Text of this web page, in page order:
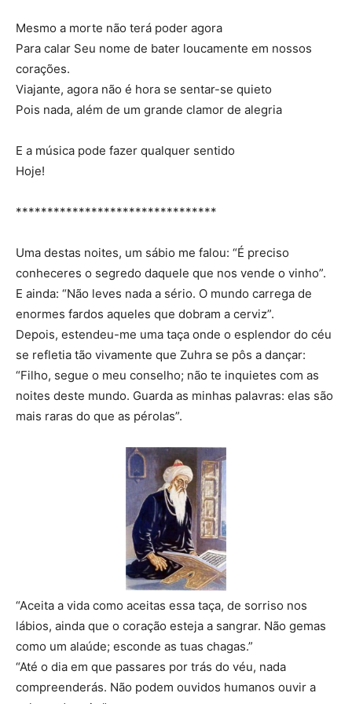
Mesmo a morte não terá poder agora
Para calar Seu nome de bater loucamente em nossos
corações.
Viajante, agora não é hora se sentar-se quieto
Pois nada, além de um grande clamor de alegria
E a música pode fazer qualquer sentido
Hoje!
********************************
Uma destas noites, um sábio me falou: “É preciso
conheceres o segredo daquele que nos vende o vinho”.
E ainda: “Não leves nada a sério. O mundo carrega de
enormes fardos aqueles que dobram a cerviz”.
Depois, estendeu-me uma taça onde o esplendor do céu
se refletia tão vivamente que Zuhra se pôs a dançar:
“Filho, segue o meu conselho; não te inquietes com as
noites deste mundo. Guarda as minhas palavras: elas são
mais raras do que as pérolas”.
“Aceita a vida como aceitas essa taça, de sorriso nos
lábios, ainda que o coração esteja a sangrar. Não gemas
como um alaúde; esconde as tuas chagas.”
“Até o dia em que passares por trás do véu, nada
compreenderás. Não podem ouvidos humanos ouvir a